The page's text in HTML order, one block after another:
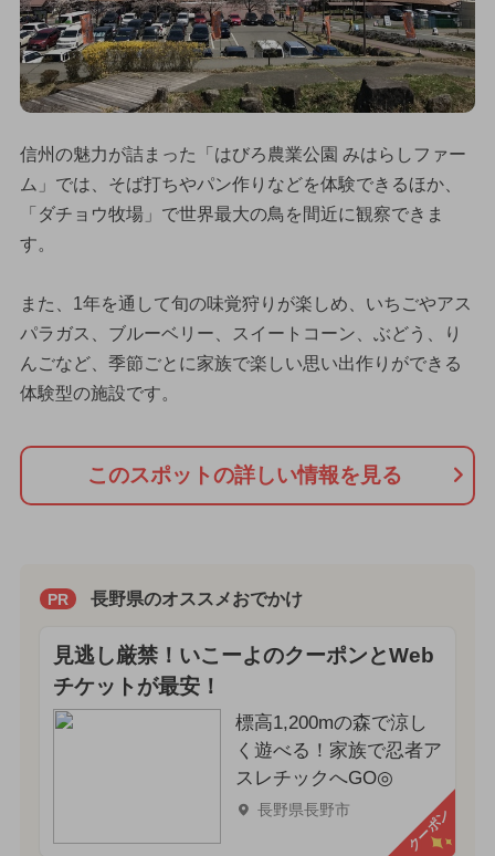
信州の魅力が詰まった「はびろ農業公園 みはらしファー
ム」では、そば打ちやパン作りなどを体験できるほか、
「ダチョウ牧場」で世界最大の鳥を間近に観察できま
す。
また、1年を通して旬の味覚狩りが楽しめ、いちごやアス
パラガス、ブルーベリー、スイートコーン、ぶどう、り
んごなど、季節ごとに家族で楽しい思い出作りができる
体験型の施設です。
このスポットの詳しい情報を見る
PR 長野県のオススメおでかけ
見逃し厳禁！いこーよのクーポンとWeb
チケットが最安！
標高1,200mの森で涼し
く遊べる！家族で忍者ア
スレチックへGO◎
長野県長野市 クーポン